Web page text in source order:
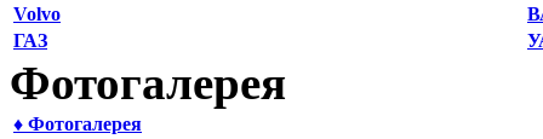
Volvo
ГАЗ
Фотогалерея
♦ Фотогалерея